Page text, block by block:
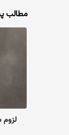
مطالب
لزوم